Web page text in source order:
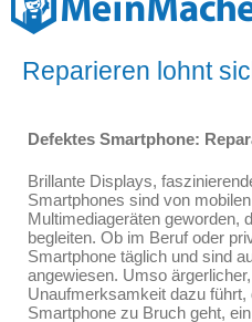
Reparieren lohnt
Defektes Smartphone:
Brillante Displays,
Smartphones sind von
Multimediageräten geworden,
begleiten. Ob im Beruf oder
Smartphone täglich und sind
angewiesen. Umso
Unaufmerksamkeit dazu
Smartphone zu Bruch geht,